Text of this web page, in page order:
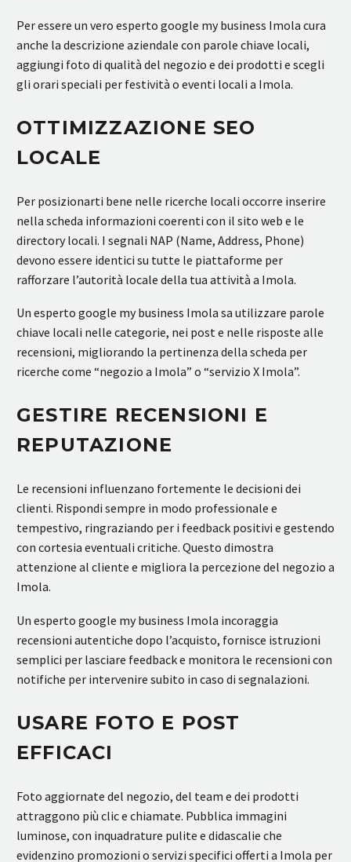
Per essere un vero esperto google my business Imola cura
anche la descrizione aziendale con parole chiave locali,
aggiungi foto di qualità del negozio e dei prodotti e scegli
gli orari speciali per festività o eventi locali a Imola.
OTTIMIZZAZIONE SEO
LOCALE
Per posizionarti bene nelle ricerche locali occorre inserire
nella scheda informazioni coerenti con il sito web e le
directory locali. I segnali NAP (Name, Address, Phone)
devono essere identici su tutte le piattaforme per
rafforzare l’autorità locale della tua attività a Imola.
Un esperto google my business Imola sa utilizzare parole
chiave locali nelle categorie, nei post e nelle risposte alle
recensioni, migliorando la pertinenza della scheda per
ricerche come “negozio a Imola” o “servizio X Imola”.
GESTIRE RECENSIONI E
REPUTAZIONE
Le recensioni influenzano fortemente le decisioni dei
clienti. Rispondi sempre in modo professionale e
tempestivo, ringraziando per i feedback positivi e gestendo
con cortesia eventuali critiche. Questo dimostra
attenzione al cliente e migliora la percezione del negozio a
Imola.
Un esperto google my business Imola incoraggia
recensioni autentiche dopo l’acquisto, fornisce istruzioni
semplici per lasciare feedback e monitora le recensioni con
notifiche per intervenire subito in caso di segnalazioni.
USARE FOTO E POST
EFFICACI
Foto aggiornate del negozio, del team e dei prodotti
attraggono più clic e chiamate. Pubblica immagini
luminose, con inquadrature pulite e didascalie che
evidenzino promozioni o servizi specifici offerti a Imola per